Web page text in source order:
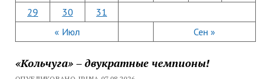
« Июл Сен »
29
30 31
«Кольчуга» – двукратные чемпионы!